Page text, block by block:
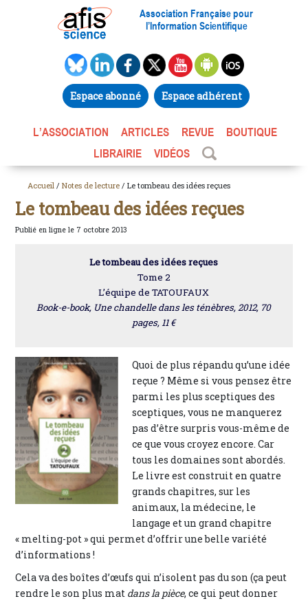
Association Française pour
l’Information Scientifique
Espace abonné Espace adhérent
L’ASSOCIATION ARTICLES REVUE
BOUTIQUE
LIBRAIRIE
VIDÉOS
Accueil / Notes de lecture / Le tombeau des idées reçues
Le tombeau des idées reçues
Publié en ligne le 7 octobre 2013
Le tombeau des idées reçues
Tome 2
L’équipe de TATOUFAUX
Book-e-book, Une chandelle dans les ténèbres, 2012, 70
pages, 11 €
Quoi de plus répandu qu’une idée
reçue ? Même si vous pensez être
parmi les plus sceptiques des
sceptiques, vous ne manquerez
pas d’être surpris vous-même de
ce que vous croyez encore. Car
tous les domaines sont abordés.
Le livre est construit en quatre
grands chapitres, sur les
animaux, la médecine, le
langage et un grand chapitre
« melting-pot » qui permet d’offrir une belle variété
d’informations !
Cela va des boîtes d’œufs qui n’isolent pas du son (ça peut
rendre le son plus mat dans la pièce, ce qui peut donner